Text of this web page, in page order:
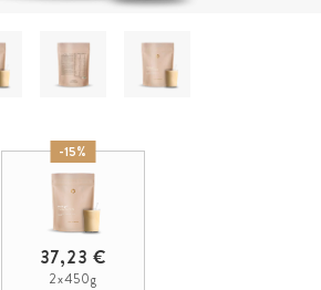
-15%
37,23 €
2x450g